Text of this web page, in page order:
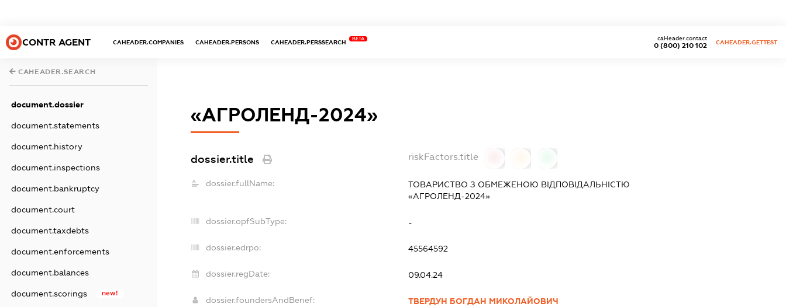
CONTR AGENT CAHEADER.COMPANIES CAHEADER.PERSONS CAHEADER.PERSSEARCH
BETA
0 (800) 210 102
caHeader.contact
CAHEADER.GETTEST
CAHEADER.SEARCH
document.dossier
document.statements
document.history
document.inspections
document.bankruptcy
document.court
document.taxdebts
document.enforcements
document.balances
document.scorings new!
«АГРОЛЕНД-2024»
dossier.title riskFactors.title
dossier.fullName:
ТОВАРИСТВО З ОБМЕЖЕНОЮ ВІДПОВІДАЛЬНІСТЮ
«АГРОЛЕНД-2024»
dossier.opfSubType: -
dossier.edrpo: 45564592
dossier.regDate: 09.04.24
dossier.foundersAndBenef:
ТВЕРДУН БОГДАН МИКОЛАЙОВИЧ